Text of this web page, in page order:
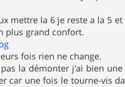
mettre la 6 je reste a la 5 et
plus grand confort.
fois rien ne change.
la démonter j'ai bien une
car une fois le tourne-vis